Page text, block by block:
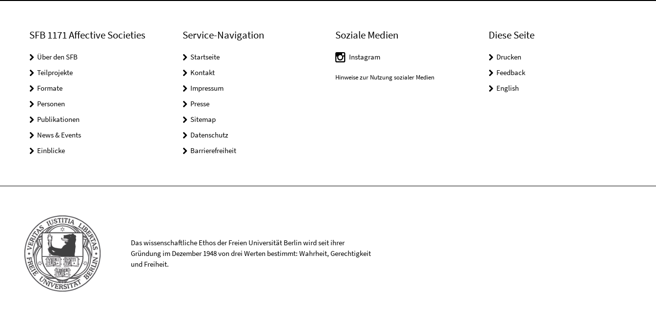
SFB 1171 Affective Societies
Über den SFB
Teilprojekte
Formate
Personen
Publikationen
News & Events
Einblicke
Service-Navigation
Startseite
Kontakt
Impressum
Presse
Sitemap
Datenschutz
Barrierefreiheit
Soziale Medien
Instagram
Hinweise zur Nutzung sozialer Medien
Diese Seite
Drucken
Feedback
English
Das wissenschaftliche Ethos der Freien Universität Berlin wird seit ihrer
Gründung im Dezember 1948 von drei Werten bestimmt: Wahrheit, Gerechtigkeit
und Freiheit.